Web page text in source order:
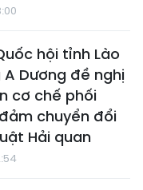
hội tỉnh Lào
A Dương đề nghị
cơ chế phối
chuyển đổi
Hải quan